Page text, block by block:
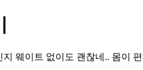
웨이트 없이도 괜찮네.. 몸이